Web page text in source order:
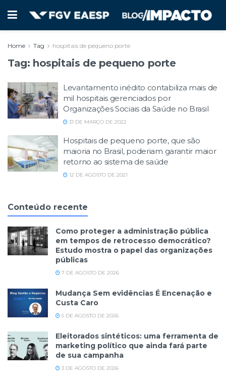
Home Tag hospitais de pequeno porte
Tag: hospitais de pequeno porte
Levantamento inédito contabiliza mais de
mil hospitais gerenciados por
Organizações Sociais da Saúde no Brasil
31 DE MARÇO DE 2022
Hospitais de pequeno porte, que são
maioria no Brasil, poderiam garantir maior
retorno ao sistema de saúde
12 DE AGOSTO DE 2021
Conteúdo recente
Como proteger a administração pública
em tempos de retrocesso democrático?
Estudo mostra o papel das organizações
públicas
7 DE AGOSTO DE 2026
Mudança Sem evidências É Encenação e
Custa Caro
5 DE AGOSTO DE 2026
Eleitorados sintéticos: uma ferramenta de
marketing político que ainda fará parte
de sua campanha
3 DE AGOSTO DE 2026